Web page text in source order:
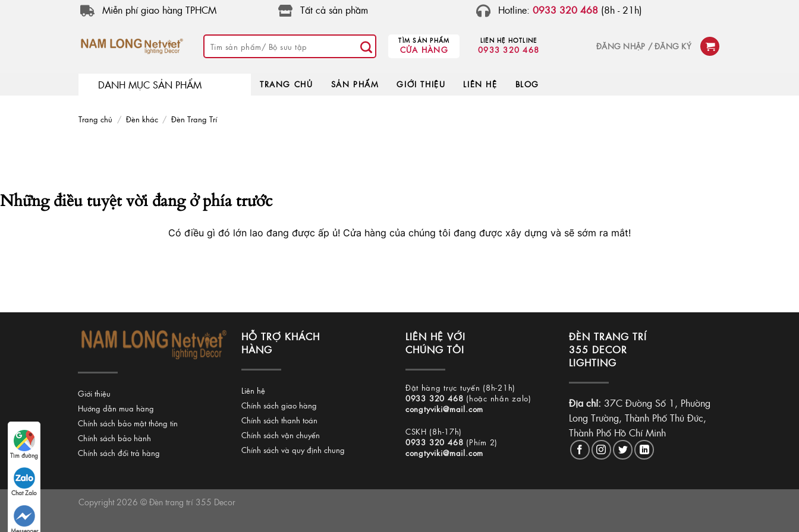
Miễn phí giao hàng TPHCM Tất cả sản phầm Hotline:0933 320 468 (8h - 21h)
Tìm
kiếm:
TÌM SẢN PHẨM
CỬA HÀNG
LIÊN HỆ HOTLINE
0933 320 468 ĐĂNG NHẬP / ĐĂNG KÝ
DANH MỤC SẢN PHẨM TRANG CHỦ SẢN PHẨM GIỚI THIỆU LIÊN HỆ BLOG
Trang chủ / Đèn khác / Đèn Trang Trí
Những điều tuyệt vời đang ở phía trước
Có điều gì đó lớn lao đang được ấp ủ! Cửa hàng của chúng tôi đang được xây dựng và sẽ sớm ra mắt!
Giới thiệu
Hướng dẫn mua hàng
Chính sách bảo mật thông tin
Chính sách bảo hành
Chính sách đổi trả hàng
HỖ TRỢ KHÁCH
HÀNG
Liên hệ
Chính sách giao hàng
Chính sách thanh toán
Chính sách vận chuyển
Chính sách và quy định chung
LIÊN HỆ VỚI
CHÚNG TÔI
Đặt hàng trực tuyến (8h-21h)
0933 320 468 (hoặc nhắn zalo)
congtyviki@mail.com
CSKH (8h-17h)
0933 320 468 (Phím 2)
congtyviki@mail.com
ĐÈN TRANG TRÍ
355 DECOR
LIGHTING
Địa chỉ: 37C Đường Số 1, Phường
Long Trường, Thành Phố Thủ Đức,
Thành Phố Hồ Chí Minh
Copyright 2026 © Đèn trang trí 355 Decor
Tìm đường
Chat Zalo